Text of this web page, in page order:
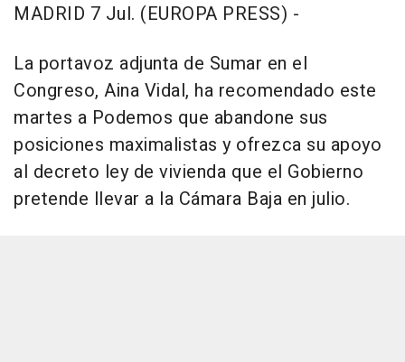
MADRID 7 Jul. (EUROPA PRESS) -
La portavoz adjunta de Sumar en el
Congreso, Aina Vidal, ha recomendado este
martes a Podemos que abandone sus
posiciones maximalistas y ofrezca su apoyo
al decreto ley de vivienda que el Gobierno
pretende llevar a la Cámara Baja en julio.